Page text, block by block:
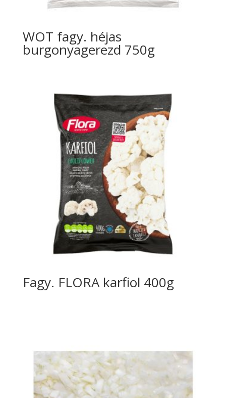
WOT fagy. héjas
burgonyagerezd 750g
Fagy. FLORA karfiol 400g